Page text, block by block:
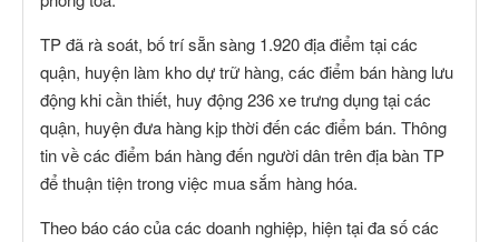
TP đã rà soát, bố trí sẵn sàng 1.920 địa điểm tại các
quận, huyện làm kho dự trữ hàng, các điểm bán hàng lưu
động khi cần thiết, huy động 236 xe trưng dụng tại các
quận, huyện đưa hàng kịp thời đến các điểm bán. Thông
tin về các điểm bán hàng đến người dân trên địa bàn TP
để thuận tiện trong việc mua sắm hàng hóa.
Theo báo cáo của các doanh nghiệp, hiện tại đa số các